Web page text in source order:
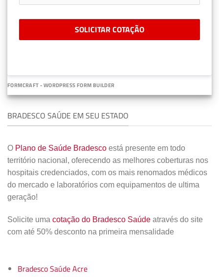
SOLICITAR COTAÇÃO
FORMCRAFT - WORDPRESS FORM BUILDER
BRADESCO SAÚDE EM SEU ESTADO
O Plano de Saúde Bradesco está presente em todo
território nacional, oferecendo as melhores coberturas nos
hospitais credenciados, com os mais renomados médicos
do mercado e laboratórios com equipamentos de ultima
geração!
Solicite uma cotação do Bradesco Saúde através do site
com até 50% desconto na primeira mensalidade
Bradesco Saúde Acre